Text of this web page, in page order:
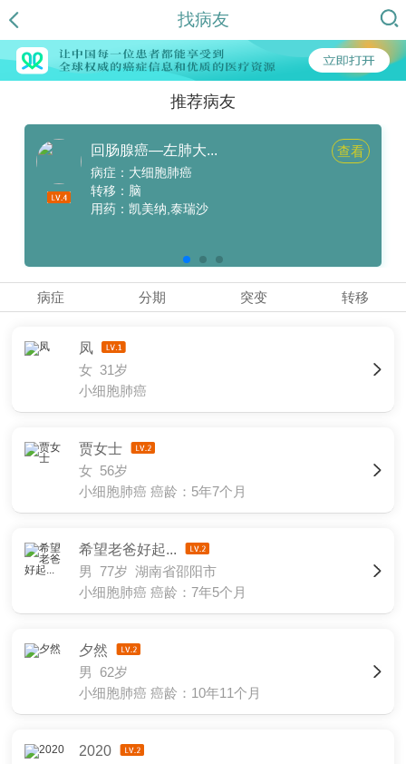
找病友
推荐病友
回肠腺癌—左肺大... 查看
病症：大细胞肺癌
转移：脑
用药：凯美纳,泰瑞沙
病症 分期 突变 转移
凤
女 31岁
小细胞肺癌
贾女士
女 56岁
小细胞肺癌 癌龄：5年7个月
希望老爸好起...
男 77岁 湖南省邵阳市
小细胞肺癌 癌龄：7年5个月
夕然
男 62岁
小细胞肺癌 癌龄：10年11个月
2020